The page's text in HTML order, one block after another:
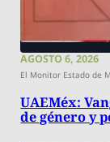
AGOSTO 6, 2026
El Monitor Estado de
UAEMéx:
de género y